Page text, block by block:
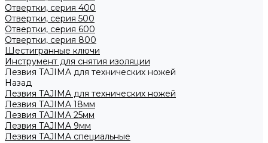
Отвертки, серия 400
Отвертки, серия 500
Отвертки, серия 600
Отвертки, серия 800
Шестигранные ключи
Инструмент для снятия изоляции
Лезвия TAJIMA для технических ножей
Назад
Лезвия TAJIMA для технических ножей
Лезвия TAJIMA 18мм
Лезвия TAJIMA 25мм
Лезвия TAJIMA 9мм
Лезвия TAJIMA специальные